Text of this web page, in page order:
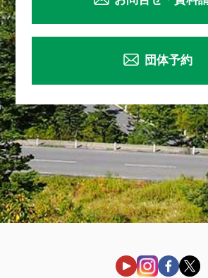
団体予約